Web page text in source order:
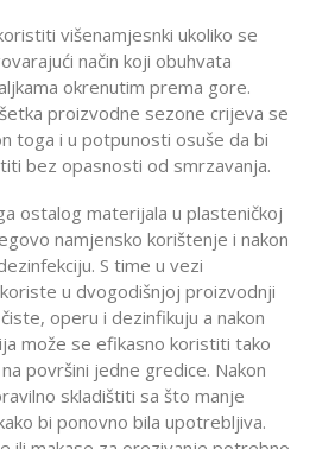
višenamjesnki ukoliko se
način koji obuhvata
okrenutim prema gore.
proizvodne sezone crijeva se
toga i u potpunosti osuše da bi
bez opasnosti od smrzavanja.
ostalog materijala u plasteničkoj
namjensko korištenje i nakon
S time u vezi
u dvogodišnjoj proizvodnji
operu i dezinfikuju a nakon
može se efikasno koristiti tako
površini jedne gredice. Nakon
skladištiti sa što manje
bi ponovno bila upotrebljiva.